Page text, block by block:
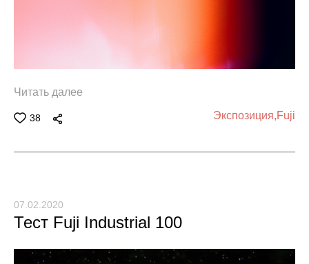
Читать далее
38 Экспозиция,Fuji
07.02.2020
Тест Fuji Industrial 100